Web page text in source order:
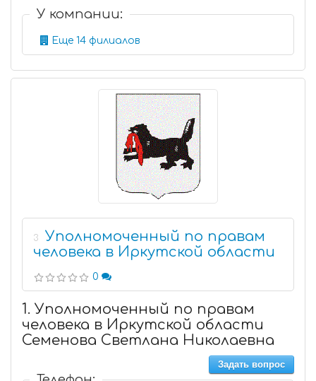
У компании:
Еще 14 филиалов
3
Уполномоченный по правам
человека в Иркутской области
0
1. Уполномоченный по правам
человека в Иркутской области
Семенова Светлана Николаевна
Задать вопрос